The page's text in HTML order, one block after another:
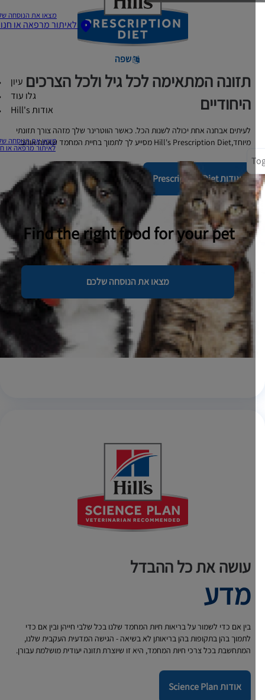
מצאו את הנוסחה שלכם
לאיתור מרפאה או חנות
שפה
עיון
גלו עוד
אודות Hill's
מצאו את הנוסחה שלכם
לאיתור מרפאה או חנות
Find the right food for your pet
מצאו את הנוסחה שלכם
תזונה המתאימה לכל גיל ולכל הצרכים
היחודיים
לעיתים אבחנה אחת יכולה לשנות הכל. כאשר הווטרינר שלך מזהה צורך תזונתי
מיוחד,Hill's Prescription Diet מסייע לך לתמוך בחיית המחמד שאתה אוהב.
אודות Prescription Diet
עושה את כל ההבדל
מדע
בין אם כדי לשמור על בריאות חיות המחמד שלנו בכל שלבי חייהן ובין אם כדי
לתמוך בהן בתקופות בהן בריאותן לא בשיאה - הגישה המדעית העקבית שלנו,
המתחשבת בכל צרכי חיות המחמד, היא זו שיוצרת תזונה יעודית מושלמת עבורן.
אודות Science Plan